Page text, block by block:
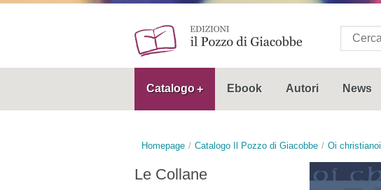
Catalogo Ebook Autori News
Homepage Catalogo Il Pozzo di Giacobbe Oi christianoi
Le Collane